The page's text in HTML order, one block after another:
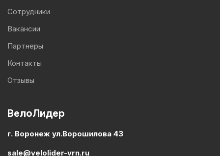
ВелоЛидер
г. Воронеж ул.Ворошилова 43
sale@velolider-vrn.ru
Сотрудники
Вакансии
Партнеры
Контакты
Отзывы